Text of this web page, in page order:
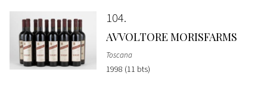
104
AVVOLTORE MORISFARMS
Toscana
1998 (11 bts)